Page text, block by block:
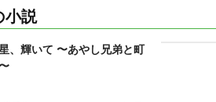
小説
、輝いて 〜あやし兄弟と町